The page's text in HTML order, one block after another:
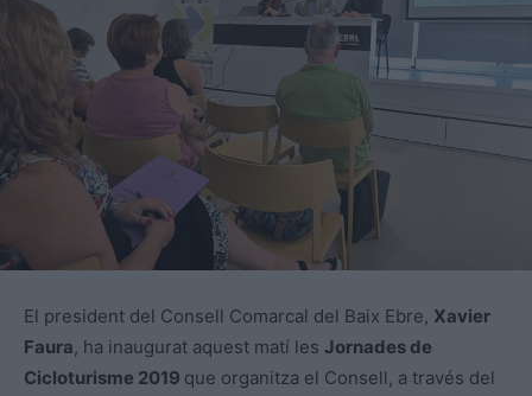
El president del Consell Comarcal del Baix Ebre, Xavier
Faura, ha inaugurat aquest matí les Jornades de
Cicloturisme 2019 que organitza el Consell, a través del